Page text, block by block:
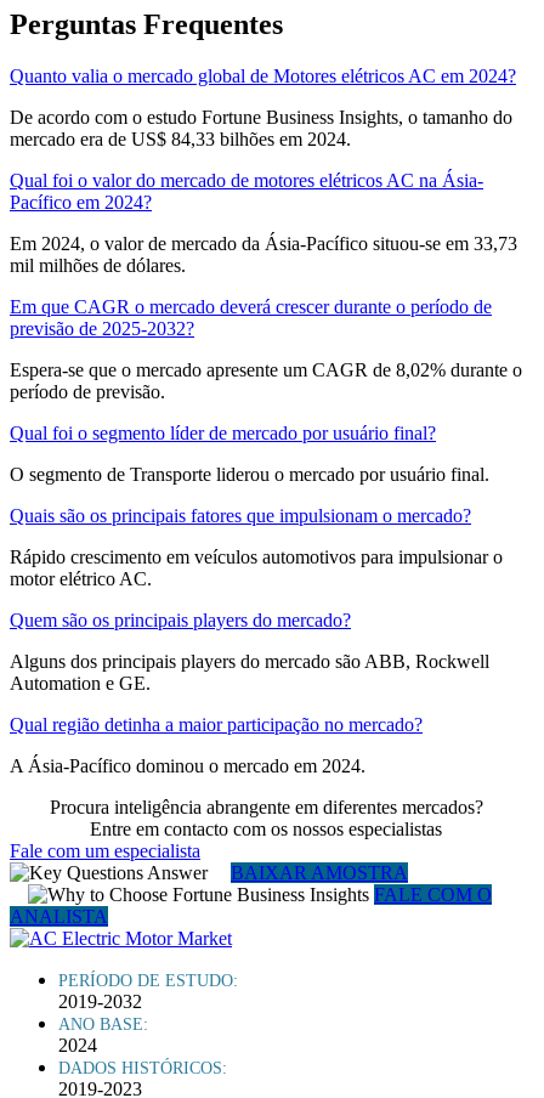
Perguntas Frequentes
Quanto valia o mercado global de Motores elétricos AC em 2024?
De acordo com o estudo Fortune Business Insights, o tamanho do
mercado era de US$ 84,33 bilhões em 2024.
Qual foi o valor do mercado de motores elétricos AC na Ásia-
Pacífico em 2024?
Em 2024, o valor de mercado da Ásia-Pacífico situou-se em 33,73
mil milhões de dólares.
Em que CAGR o mercado deverá crescer durante o período de
previsão de 2025-2032?
Espera-se que o mercado apresente um CAGR de 8,02% durante o
período de previsão.
Qual foi o segmento líder de mercado por usuário final?
O segmento de Transporte liderou o mercado por usuário final.
Quais são os principais fatores que impulsionam o mercado?
Rápido crescimento em veículos automotivos para impulsionar o
motor elétrico AC.
Quem são os principais players do mercado?
Alguns dos principais players do mercado são ABB, Rockwell
Automation e GE.
Qual região detinha a maior participação no mercado?
A Ásia-Pacífico dominou o mercado em 2024.
Procura inteligência abrangente em diferentes mercados?
Entre em contacto com os nossos especialistas
Fale com um especialista
BAIXAR AMOSTRA
FALE COM O
ANALISTA
PERÍODO DE ESTUDO:
2019-2032
ANO BASE:
2024
DADOS HISTÓRICOS:
2019-2023